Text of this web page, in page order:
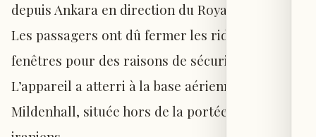
depuis Ankara en direction du Royaume-Uni.
Les passagers ont dû fermer les rideaux des
fenêtres pour des raisons de sécurité.
L’appareil a atterri à la base aérienne de
Mildenhall, située hors de la portée des missiles